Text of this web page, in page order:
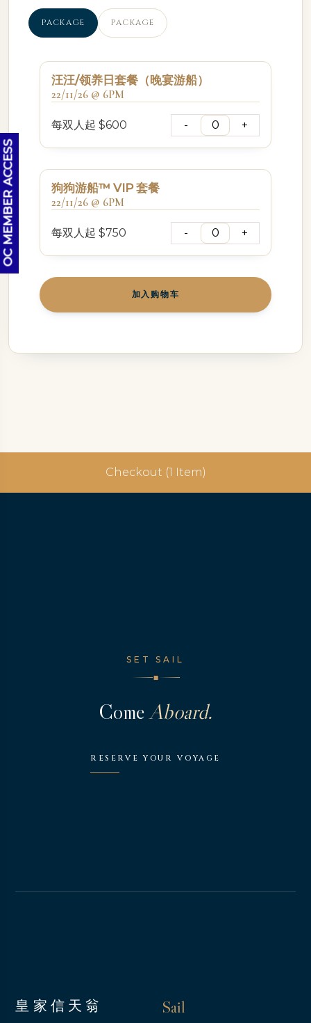
PACKAGE PACKAGE
汪汪/领养日套餐（晚宴游船）
22/11/26 @ 6PM
每双人起 $600
狗狗游船™ VIP 套餐
22/11/26 @ 6PM
每双人起 $750
加入购物车
Checkout (1 Item)
OC MEMBER ACCESS
SET SAIL
◆
ComeAboard.
RESERVE YOUR VOYAGE
皇家信天翁 Sail